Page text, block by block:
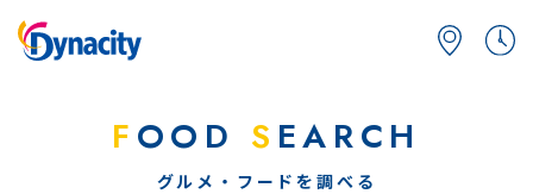
FOOD S EARCH
グルメ・フードを調べる